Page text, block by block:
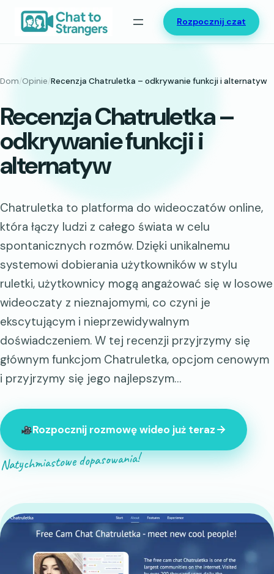
Przejdź
Rozpocznij czat
Dom/Opinie/Recenzja Chatruletka – odkrywanie funkcji i alternatyw
Recenzja Chatruletka –
odkrywanie funkcji i
alternatyw
Chatruletka to platforma do wideoczatów online,
która łączy ludzi z całego świata w celu
spontanicznych rozmów. Dzięki unikalnemu
systemowi dobierania użytkowników w stylu
ruletki, użytkownicy mogą angażować się w losowe
wideoczaty z nieznajomymi, co czyni je
ekscytującym i nieprzewidywalnym
doświadczeniem. W tej recenzji przyjrzymy się
głównym funkcjom Chatruletka, opcjom cenowym
i przyjrzymy się jego najlepszym…
Rozpocznij rozmowę wideo już teraz
Natychmiastowe dopasowania!